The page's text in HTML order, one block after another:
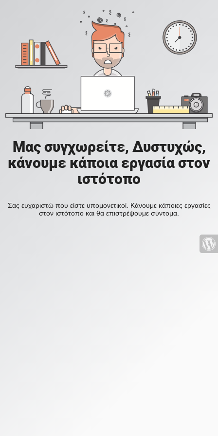
Μας συγχωρείτε, Δυστυχώς,
κάνουμε κάποια εργασία στον
ιστότοπο
Σας ευχαριστώ που είστε υπομονετικοί. Κάνουμε κάποιες εργασίες
στον ιστότοπο και θα επιστρέψουμε σύντομα.